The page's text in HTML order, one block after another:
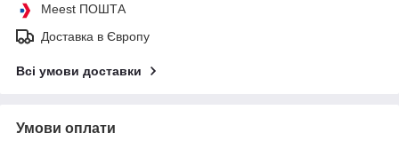
Meest ПОШТА
Доставка в Європу
Всі умови доставки
Умови оплати